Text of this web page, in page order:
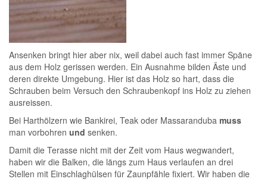
Ansenken bringt hier aber nix, weil dabei auch fast immer Späne
aus dem Holz gerissen werden. Ein Ausnahme bilden Äste und
deren direkte Umgebung. Hier ist das Holz so hart, dass die
Schrauben beim Versuch den Schraubenkopf ins Holz zu ziehen
ausreissen.
Bei Harthölzern wie Bankirei, Teak oder Massaranduba muss
man vorbohren und senken.
Damit die Terasse nicht mit der Zeit vom Haus wegwandert,
haben wir die Balken, die längs zum Haus verlaufen an drei
Stellen mit Einschlaghülsen für Zaunpfähle fixiert. Wir haben die